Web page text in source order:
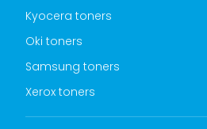
Kyocera toners
Oki toners
Samsung toners
Xerox toners